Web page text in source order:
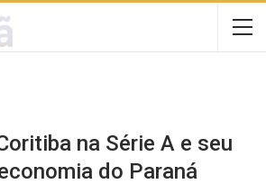
na Série A e seu
do Paraná